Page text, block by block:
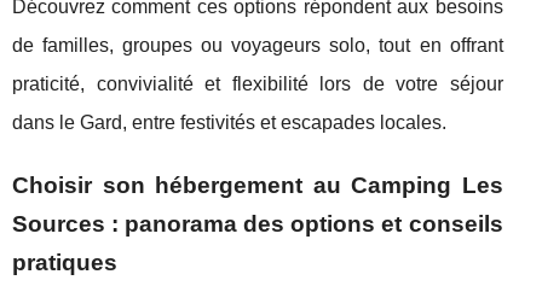
Découvrez comment ces options répondent aux besoins
de familles, groupes ou voyageurs solo, tout en offrant
praticité, convivialité et flexibilité lors de votre séjour
dans le Gard, entre festivités et escapades locales.
Choisir son hébergement au Camping Les
Sources : panorama des options et conseils
pratiques